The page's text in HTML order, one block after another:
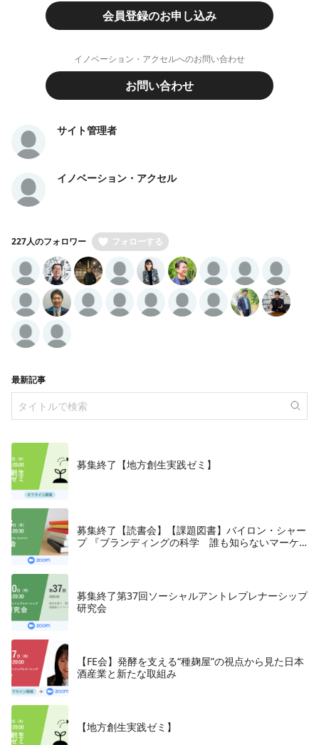
会員登録のお申し込み
イノベーション・アクセルへのお問い合わせ
お問い合わせ
サイト管理者
イノベーション・アクセル
227人のフォロワー フォローする
最新記事
募集終了【地方創生実践ゼミ】
募集終了【読書会】【課題図書】バイロン・シャー
プ 『ブランディングの科学 誰も知らないマーケ
募集終了第37回ソーシャルアントレプレナーシップ
研究会
【FE会】発酵を支える“種麹屋”の視点から見た日本
酒産業と新たな取組み
【地方創生実践ゼミ】